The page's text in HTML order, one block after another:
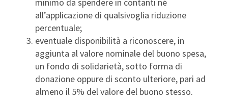
minimo da spendere in contanti né
all’applicazione di qualsivoglia riduzione
percentuale;
eventuale disponibilità a riconoscere, in
aggiunta al valore nominale del buono spesa,
un fondo di solidarietà, sotto forma di
donazione oppure di sconto ulteriore, pari ad
almeno il 5% del valore del buono stesso.